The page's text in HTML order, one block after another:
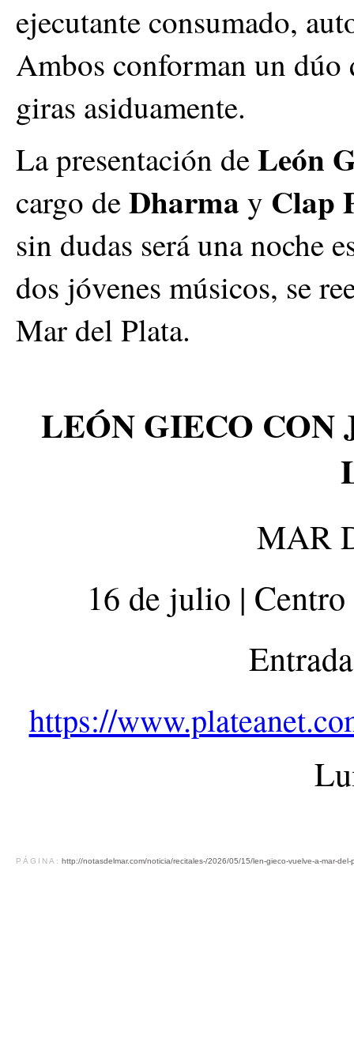
ejecutante consumado,
Ambos conforman un dúo
giras asiduamente.
La presentación deLeón
cargo deDharma y Clap
sin dudas será una noche
dos jóvenes músicos, se
Mar del Plata.
LEÓN GIECO CON
MAR
16 de julio |
https://
PÁGINA: http://notasdelmar.com/noticia/recitales-/2026/05/15/len-gieco-vuelve-a-mar-